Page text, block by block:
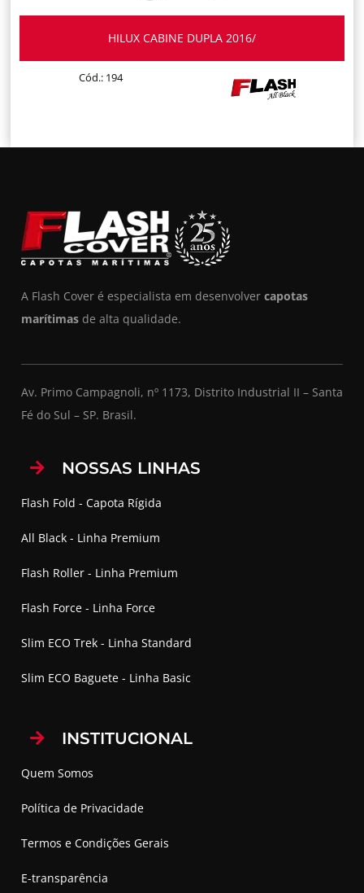
HILUX CABINE DUPLA 2016/
Cód.: 194
A Flash Cover é especialista em desenvolver capotas
marítimas de alta qualidade.
Av. Primo Campagnoli, nº 1173, Distrito Industrial II – Santa
Fé do Sul – SP. Brasil.
NOSSAS LINHAS
Flash Fold - Capota Rígida
All Black - Linha Premium
Flash Roller - Linha Premium
Flash Force - Linha Force
Slim ECO Trek - Linha Standard
Slim ECO Baguete - Linha Basic
INSTITUCIONAL
Quem Somos
Política de Privacidade
Termos e Condições Gerais
E-transparência